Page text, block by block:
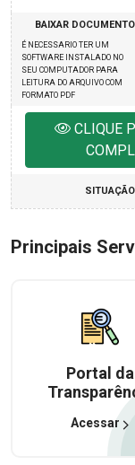
BAIXAR
É NECESSARIO TER UM
SOFTWARE INSTALADO NO
SEU COMPUTADOR PARA
LEITURA DO ARQUIVO COM
FORMATO PDF
CLIQUE
Principais
Portal da
Acessar